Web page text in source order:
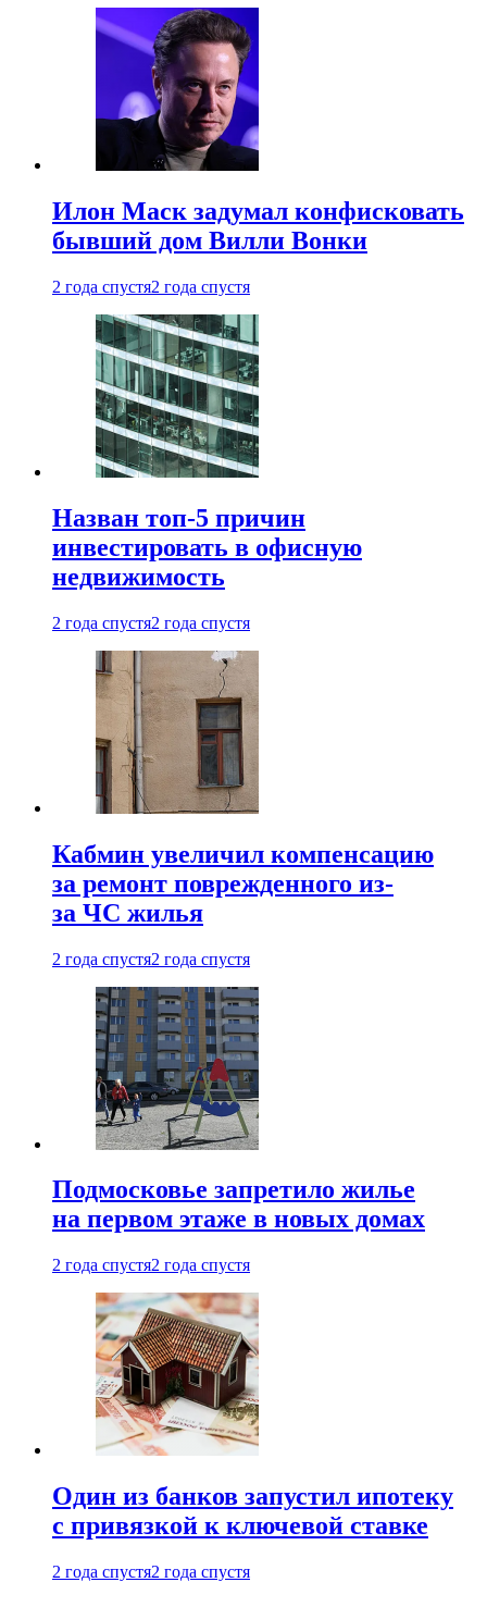
Илон Маск задумал конфисковать
бывший дом Вилли Вонки
2 года спустя2 года спустя
Назван топ-5 причин
инвестировать в офисную
недвижимость
2 года спустя2 года спустя
Кабмин увеличил компенсацию
за ремонт поврежденного из-
за ЧС жилья
2 года спустя2 года спустя
Подмосковье запретило жилье
на первом этаже в новых домах
2 года спустя2 года спустя
Один из банков запустил ипотеку
с привязкой к ключевой ставке
2 года спустя2 года спустя